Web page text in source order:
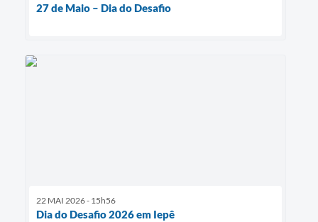
27 de Maio – Dia do Desafio
22 MAI 2026 - 15h56
Dia do Desafio 2026 em Iepê